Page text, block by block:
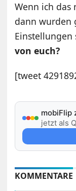
Wenn ich
dann wurden
von euch?
[tweet
mobiFlip
jetzt als
KOMMENTARE